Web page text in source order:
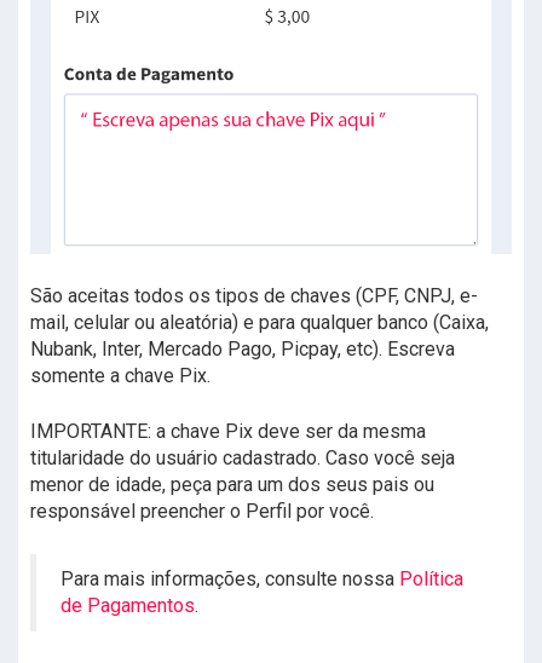
São aceitas todos os tipos de chaves (CPF, CNPJ, e-
mail, celular ou aleatória) e para qualquer banco (Caixa,
Nubank, Inter, Mercado Pago, Picpay, etc). Escreva
somente a chave Pix.
IMPORTANTE: a chave Pix deve ser da mesma
titularidade do usuário cadastrado. Caso você seja
menor de idade, peça para um dos seus pais ou
responsável preencher o Perfil por você.
Para mais informações, consulte nossa Política
de Pagamentos.